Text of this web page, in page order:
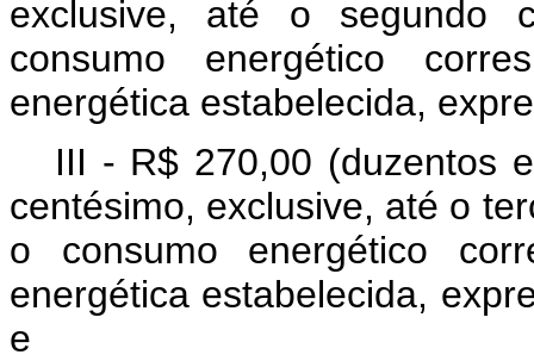
exclusive, até o segundo
consumo energético
energética estabelecida,
III - R$ 270,00 (duzentos
centésimo, exclusive, até o
o consumo energético
energética estabelecida,
e